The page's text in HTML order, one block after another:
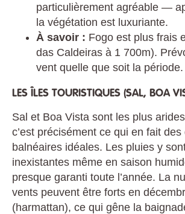
particulièrement agréable —
la végétation est luxuriante.
À savoir : Fogo est plus frais
das Caldeiras à 1 700m).
vent quelle que soit la période.
LES ÎLES TOURISTIQUES (SAL, BOA
Sal et Boa Vista sont les plus
c’est précisément ce qui en fait
balnéaires idéales. Les pluies y
inexistantes même en saison
presque garanti toute l’année. La
vents peuvent être forts en
(harmattan), ce qui gêne la